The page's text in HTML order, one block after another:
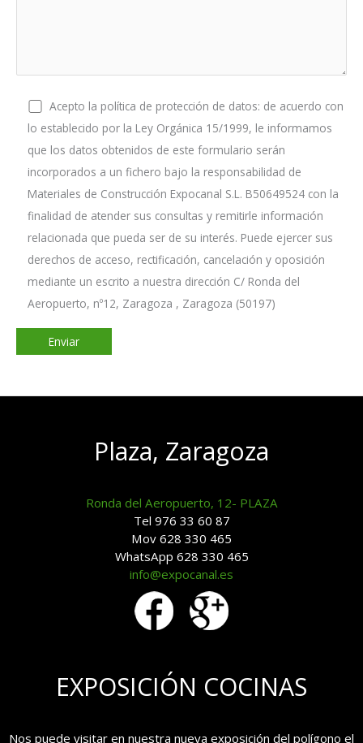
Acepto la política de protección de datos: de acuerdo con
lo establecido por la Ley Orgánica 15/1999, le informamos
que los datos obtenidos de este formulario serán
incorporados a un fichero bajo la responsabilidad de
Materiales de Construcción Expocanal S.L. B50649524 con la
finalidad de atender sus consultas y remitirle información
relacionada que pueda ser de su interés. Puede ejercer sus
derechos de acceso, rectificación, cancelación y oposición
mediante un escrito a nuestra dirección C/ Ronda del
Aeropuerto, nº12, Zaragoza , Zaragoza (50197)
Plaza, Zaragoza
Ronda del Aeropuerto, 12- PLAZA
Tel 976 33 60 87
Mov 628 330 465
WhatsApp 628 330 465
info@expocanal.es
EXPOSICIÓN COCINAS
Nos puede visitar en nuestra nueva exposición del polígono el